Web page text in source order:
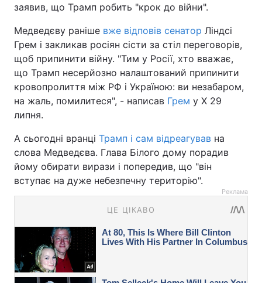
заявив, що Трамп робить "крок до війни".
Медведєву раніше вже відповів сенатор Ліндсі
Грем і закликав росіян сісти за стіл переговорів,
щоб припинити війну. "Тим у Росії, хто вважає,
що Трамп несерйозно налаштований припинити
кровопролиття між РФ і Україною: ви незабаром,
на жаль, помилитеся", - написав Грем у X 29
липня.
А сьогодні вранці Трамп і сам відреагував на
слова Медведєва. Глава Білого дому порадив
йому обирати вирази і попередив, що "він
вступає на дуже небезпечну територію".
Реклама